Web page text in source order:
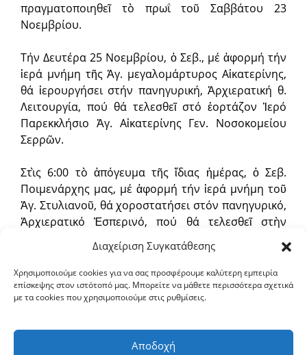
Διαχείριση Συγκατάθεσης
Χρησιμοποιούμε cookies για να σας προσφέρουμε καλύτερη εμπειρία
επίσκεψης στον ιστότοπό μας. Μπορείτε να μάθετε περισσότερα σχετικά
με τα cookies που χρησιμοποιούμε στις ρυθμίσεις.
Αποδοχή
πραγματοποιηθεῖ τὸ πρωΐ τοῦ Σαββάτου 23
Νοεμβρίου.
Τήν Δευτέρα 25 Νοεμβρίου, ὁ Σεβ., μέ ἀφορμή τήν
ἱερά μνήμη τῆς Ἁγ. μεγαλομάρτυρος Αἰκατερίνης,
θά ἱερουργήσει στήν πανηγυρική, Ἀρχιερατική θ.
Λειτουργία, πού θά τελεσθεῖ στό ἑορτάζον Ἱερό
Παρεκκλήσιο Ἁγ. Αἰκατερίνης Γεν. Νοσοκομείου
Σερρῶν.
Στὶς 6:00 τὸ ἀπόγευμα τῆς ἴδιας ἡμέρας, ὁ Σεβ.
Ποιμενάρχης μας, μέ ἀφορμή τήν ἱερά μνήμη τοῦ
Ἁγ. Στυλιανοῦ, θά χοροστατήσει στόν πανηγυρικό,
Ἀρχιερατικό Ἑσπερινό, πού θά τελεσθεῖ στὴν
ἑορτάζουσα, ἀνδρώα Ἱερὰ Μονὴ Ἁγ. Παρασκευῆς
Τήν Τρίτη 26 Νοεμβρίου, ὁ Σεβ., θά ἱερουργήσει
στήν πανηγυρική, Ἀρχιερατική θ. Λειτουργία, πού